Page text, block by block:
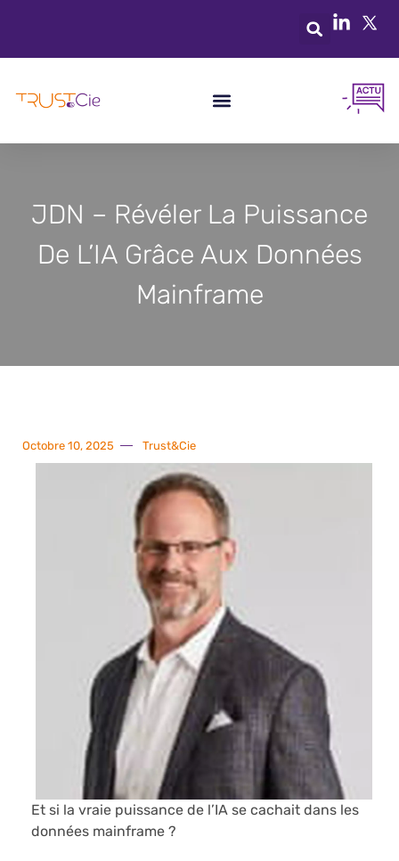
JDN – Révéler La Puissance
De L’IA Grâce Aux Données
Mainframe
Octobre 10, 2025 Trust&Cie
Et si la vraie puissance de l’IA se cachait dans les
données mainframe ?